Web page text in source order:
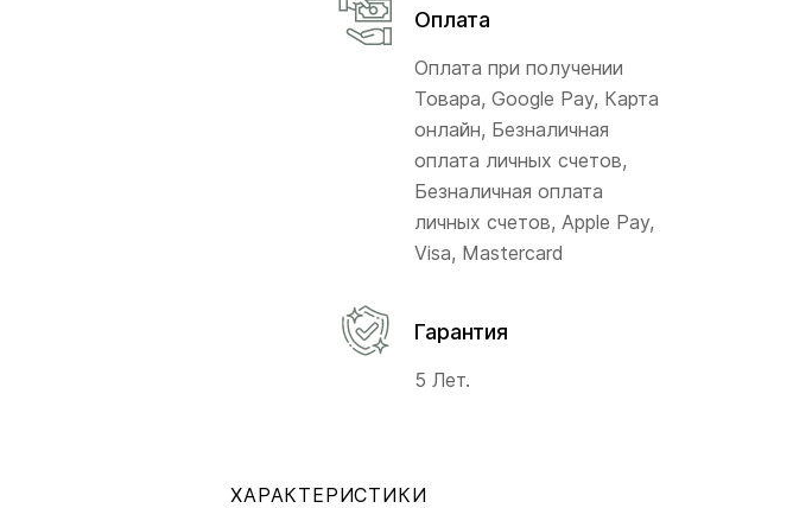
Оплата
Оплата при получении
Товара, Google Pay, Карта
онлайн, Безналичная
оплата личных счетов,
Безналичная оплата
личных счетов, Apple Pay,
Visa, Mastercard
Гарантия
5 Лет.
ХАРАКТЕРИСТИКИ